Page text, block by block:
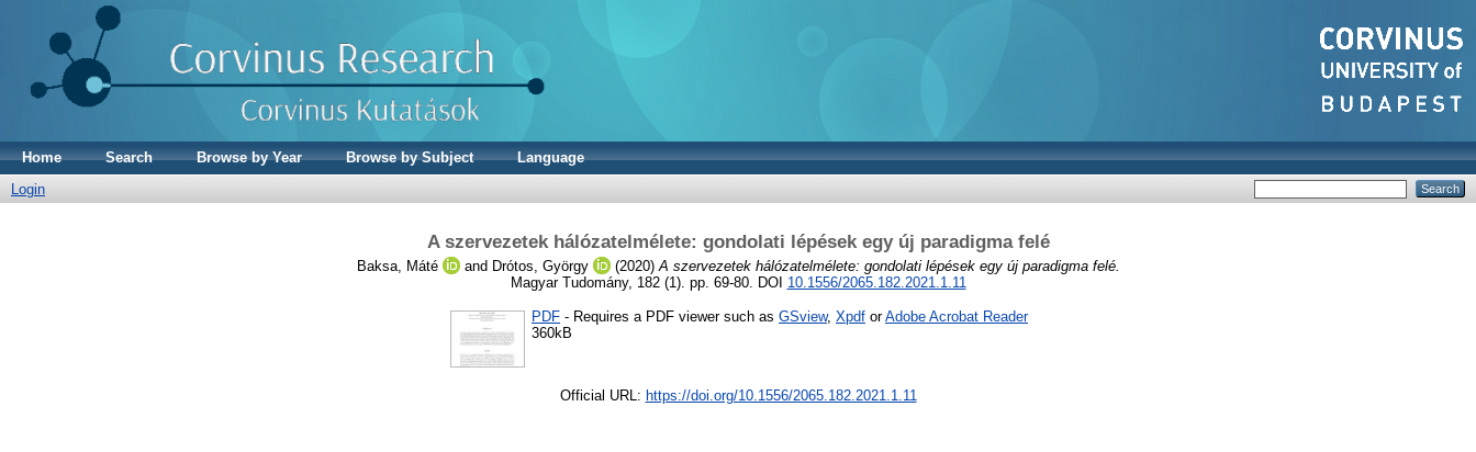
Home Search Browse by Year Browse by Subject
Language
Login
A szervezetek hálózatelmélete: gondolati lépések egy új paradigma felé
Baksa, Máté and Drótos, György (2020) A szervezetek hálózatelmélete: gondolati lépések egy új paradigma felé.
Magyar Tudomány, 182 (1). pp. 69-80. DOI 10.1556/2065.182.2021.1.11
PDF - Requires a PDF viewer such as GSview, Xpdf orAdobe Acrobat Reader
360kB
Official URL: https://doi.org/10.1556/2065.182.2021.1.11